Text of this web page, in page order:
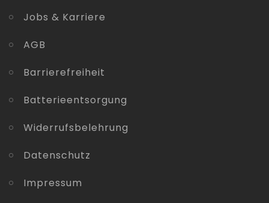
Jobs & Karriere
AGB
Barrierefreiheit
Batterieentsorgung
Widerrufsbelehrung
Datenschutz
Impressum